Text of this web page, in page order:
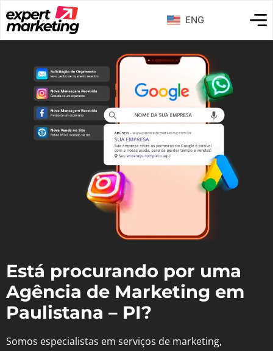
ENG
Está procurando por uma
Agência de Marketing em
Paulistana – PI?
Somos especialistas em serviços de marketing,